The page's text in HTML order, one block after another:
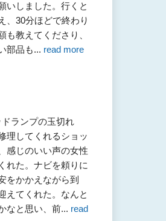
いしました。行くと
、30分ほどで終わり
も教えてくださり、
部品も... read more
ランプの玉切れ
理してくれるショッ
感じのいい声の女性
れた。ナビを頼りに
をかかえながら到
えてくれた。なんと
なと思い、前... read